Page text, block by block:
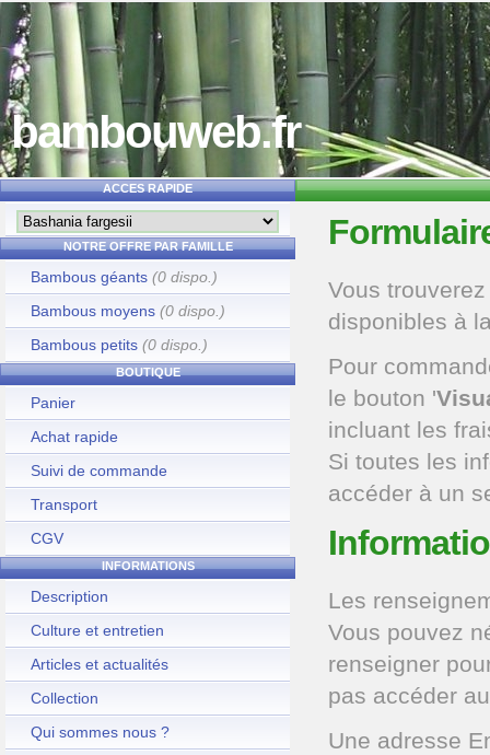
bambouweb.fr
ACCES RAPIDE
NOTRE OFFRE PAR FAMILLE
Bambous géants (0 dispo.)
Bambous moyens (0 dispo.)
Bambous petits (0 dispo.)
BOUTIQUE
Panier
Achat rapide
Suivi de commande
Transport
CGV
INFORMATIONS
Description
Culture et entretien
Articles et actualités
Collection
Qui sommes nous ?
Vous
disponibles à
Pour
le bouton '
incluant les
Si toutes les
accéder à un
Les
Vous pouvez
renseigner
pas accéder
Une adresse